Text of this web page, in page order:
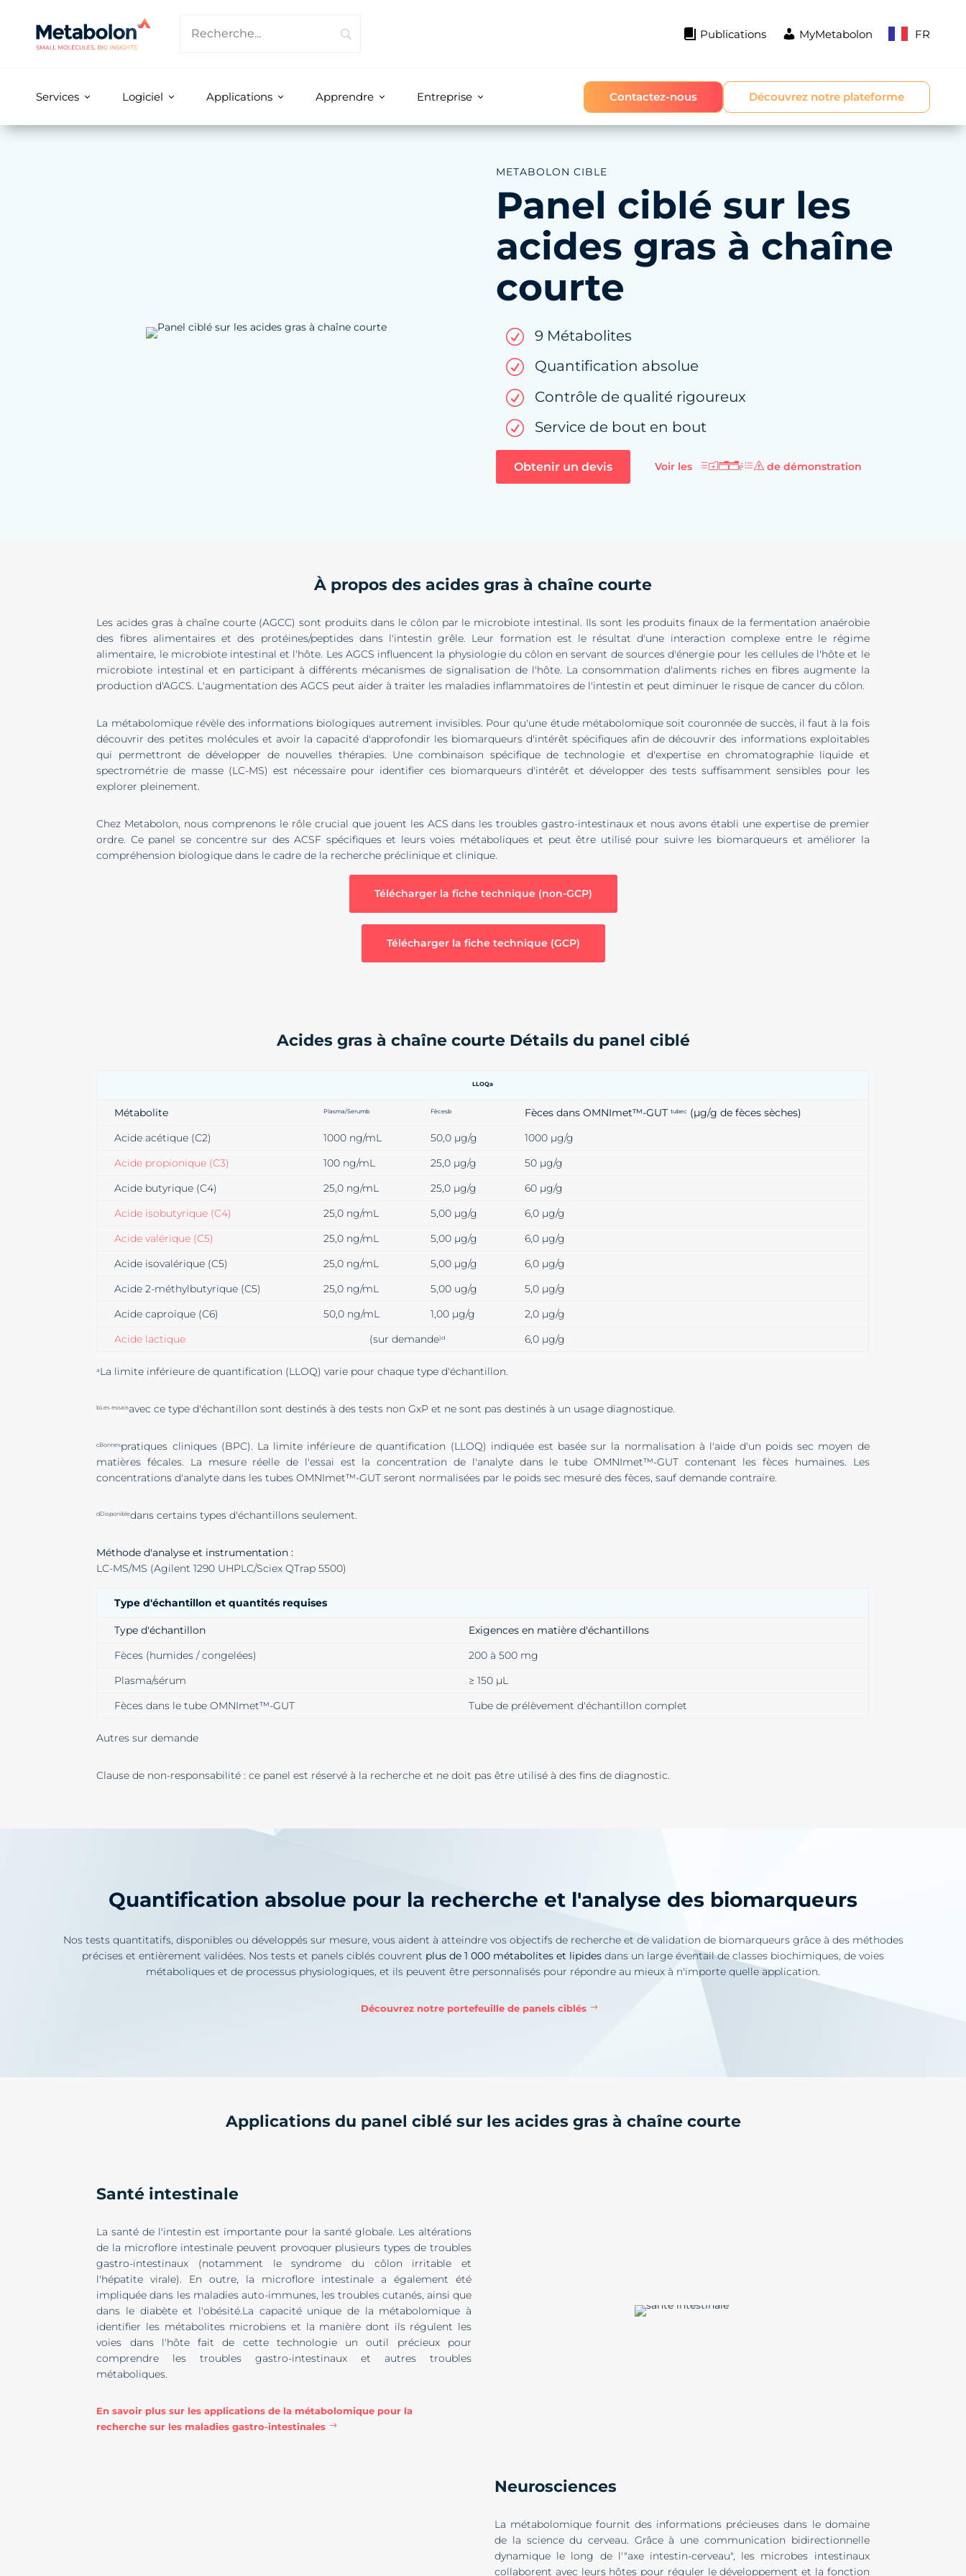
Publications MyMetabolon FR
Services Logiciel Applications Apprendre Entreprise Contactez-nous Découvrez notre plateforme
METABOLON CIBLE
Panel ciblé sur les
acides gras à chaîne
courte
R 9 Métabolites
R Quantification absolue
R Contrôle de qualité rigoureux
R Service de bout en bout
Obtenir un devis Voir les donnéesde démonstration
À propos des acides gras à chaîne courte
Les acides gras à chaîne courte (AGCC) sont produits dans le côlon par le microbiote intestinal. Ils sont les produits finaux de la fermentation anaérobie
des fibres alimentaires et des protéines/peptides dans l'intestin grêle. Leur formation est le résultat d'une interaction complexe entre le régime
alimentaire, le microbiote intestinal et l'hôte. Les AGCS influencent la physiologie du côlon en servant de sources d'énergie pour les cellules de l'hôte et le
microbiote intestinal et en participant à différents mécanismes de signalisation de l'hôte. La consommation d'aliments riches en fibres augmente la
production d'AGCS. L'augmentation des AGCS peut aider à traiter les maladies inflammatoires de l'intestin et peut diminuer le risque de cancer du côlon.
La métabolomique révèle des informations biologiques autrement invisibles. Pour qu'une étude métabolomique soit couronnée de succès, il faut à la fois
découvrir des petites molécules et avoir la capacité d'approfondir les biomarqueurs d'intérêt spécifiques afin de découvrir des informations exploitables
qui permettront de développer de nouvelles thérapies. Une combinaison spécifique de technologie et d'expertise en chromatographie liquide et
spectrométrie de masse (LC-MS) est nécessaire pour identifier ces biomarqueurs d'intérêt et développer des tests suffisamment sensibles pour les
explorer pleinement.
Chez Metabolon, nous comprenons le rôle crucial que jouent les ACS dans les troubles gastro-intestinaux et nous avons établi une expertise de premier
ordre. Ce panel se concentre sur des ACSF spécifiques et leurs voies métaboliques et peut être utilisé pour suivre les biomarqueurs et améliorer la
compréhension biologique dans le cadre de la recherche préclinique et clinique.
Télécharger la fiche technique (non-GCP)
Télécharger la fiche technique (GCP)
Acides gras à chaîne courte Détails du panel ciblé
LLOQa
Métabolite Plasma/Serumb Fècesb Fèces dans OMNImet™-GUTtubec (µg/g de fèces sèches)
Acide acétique (C2)
1000 ng/mL 50,0 µg/g
1000 µg/g
Acide propionique (C3)
100 ng/mL 25,0 µg/g
50 µg/g
Acide butyrique (C4)
25,0 ng/mL 25,0 µg/g
60 µg/g
Acide isobutyrique (C4)
25,0 ng/mL 5,00 µg/g
6,0 µg/g
Acide valérique (C5)
25,0 ng/mL 5,00 µg/g
6,0 µg/g
Acide isovalérique (C5)
25,0 ng/mL 5,00 µg/g
6,0 µg/g
Acide 2-méthylbutyrique (C5)
25,0 ng/mL 5,00 ug/g
5,0 µg/g
Acide caproïque (C6)
50,0 ng/mL 1,00 µg/g
2,0 µg/g
Acide lactique
(sur demande)d 6,0 µg/g
a La limite inférieure de quantification (LLOQ) varie pour chaque type d'échantillon.
bLes essaisavec ce type d'échantillon sont destinés à des tests non GxP et ne sont pas destinés à un usage diagnostique.
cBonnespratiques cliniques (BPC). La limite inférieure de quantification (LLOQ) indiquée est basée sur la normalisation à l'aide d'un poids sec moyen de
matières fécales. La mesure réelle de l'essai est la concentration de l'analyte dans le tube OMNImet™-GUT contenant les fèces humaines. Les
concentrations d'analyte dans les tubes OMNImet™-GUT seront normalisées par le poids sec mesuré des fèces, sauf demande contraire.
dDisponibledans certains types d'échantillons seulement.
Méthode d'analyse et instrumentation :
LC-MS/MS (Agilent 1290 UHPLC/Sciex QTrap 5500)
Type d'échantillon et quantités requises
Type d'échantillon
Exigences en matière d'échantillons
Fèces (humides / congelées)
200 à 500 mg
Plasma/sérum
≥ 150 µL
Fèces dans le tube OMNImet™-GUT
Tube de prélèvement d'échantillon complet
Autres sur demande
Clause de non-responsabilité : ce panel est réservé à la recherche et ne doit pas être utilisé à des fins de diagnostic.
Quantification absolue pour la recherche et l'analyse des biomarqueurs
Nos tests quantitatifs, disponibles ou développés sur mesure, vous aident à atteindre vos objectifs de recherche et de validation de biomarqueurs grâce à des méthodes
précises et entièrement validées. Nos tests et panels ciblés couvrent plus de 1 000 métabolites et lipides dans un large éventail de classes biochimiques, de voies
métaboliques et de processus physiologiques, et ils peuvent être personnalisés pour répondre au mieux à n'importe quelle application.
Découvrez notre portefeuille de panels ciblés
Applications du panel ciblé sur les acides gras à chaîne courte
Santé intestinale
La santé de l'intestin est importante pour la santé globale. Les altérations
de la microflore intestinale peuvent provoquer plusieurs types de troubles
gastro-intestinaux (notamment le syndrome du côlon irritable et
l'hépatite virale). En outre, la microflore intestinale a également été
impliquée dans les maladies auto-immunes, les troubles cutanés, ainsi que
dans le diabète et l'obésité.La capacité unique de la métabolomique à
identifier les métabolites microbiens et la manière dont ils régulent les
voies dans l'hôte fait de cette technologie un outil précieux pour
comprendre les troubles gastro-intestinaux et autres troubles
métaboliques.
En savoir plus sur les applications de la métabolomique pour la
recherche sur les maladies gastro-intestinales
Neurosciences
La métabolomique fournit des informations précieuses dans le domaine
de la science du cerveau. Grâce à une communication bidirectionnelle
dynamique le long de l'"axe intestin-cerveau", les microbes intestinaux
collaborent avec leurs hôtes pour réguler le développement et la fonction